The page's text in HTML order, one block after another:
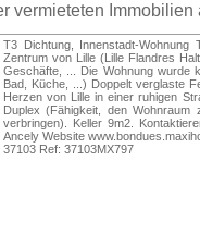
vermieteten
T3 Dichtung, Innenstadt-
Zentrum von Lille (Lille Flandres
Geschäfte, ... Die Wohnung wurde
Bad, Küche, ...) Doppelt verglaste
Herzen von Lille in einer ruhigen
Duplex (Fähigkeit, den
verbringen). Keller 9m2.
Ancely Website
37103 Ref: 37103MX797